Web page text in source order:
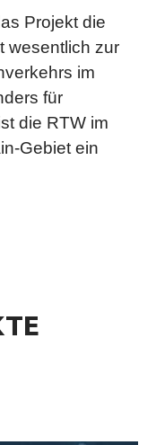
Projekt die
wesentlich zur
im
für
die RTW im
Gebiet ein